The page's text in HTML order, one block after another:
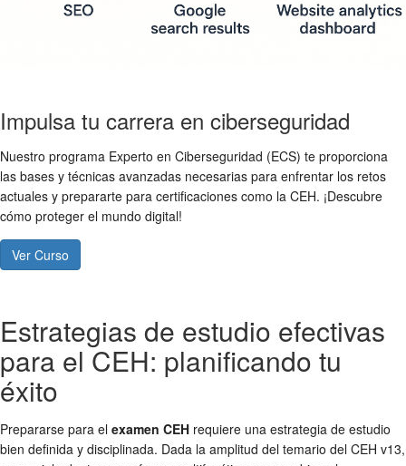
Impulsa tu carrera en ciberseguridad
Nuestro programa Experto en Ciberseguridad (ECS) te proporciona
las bases y técnicas avanzadas necesarias para enfrentar los retos
actuales y prepararte para certificaciones como la CEH. ¡Descubre
cómo proteger el mundo digital!
Ver Curso
Estrategias de estudio efectivas
para el CEH: planificando tu
éxito
Prepararse para el examen CEH requiere una estrategia de estudio
bien definida y disciplinada. Dada la amplitud del temario del CEH v13,